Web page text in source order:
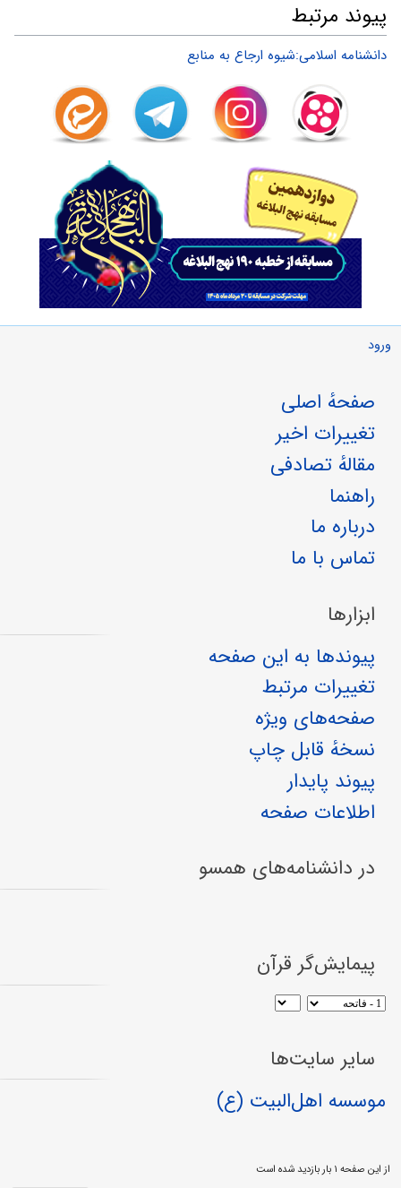
پیوند مرتبط
دانشنامه اسلامی:شیوه ارجاع به منابع
ورود
صفحهٔ اصلی
تغییرات اخیر
مقالهٔ تصادفی
راهنما
درباره ما
تماس با ما
ابزارها
پیوندها به این صفحه
تغییرات مرتبط
صفحه‌های ویژه
نسخهٔ قابل چاپ
پیوند پایدار
اطلاعات صفحه
در دانشنامه‌های همسو
پیمایش‌گر قرآن
سایر سایت‌ها
موسسه اهل‌البیت (ع)
از این صفحه ۱ بار بازدید شده است